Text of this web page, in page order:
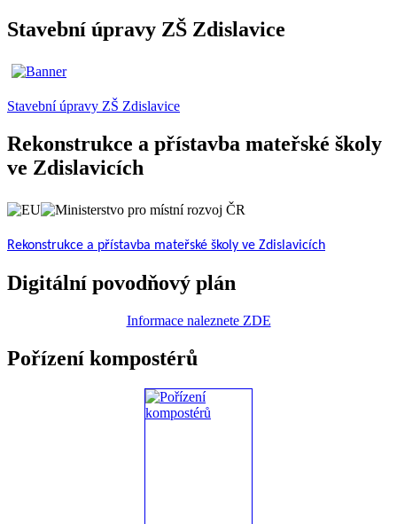
Stavební úpravy ZŠ Zdislavice
Stavební úpravy ZŠ Zdislavice
Rekonstrukce a přístavba mateřské školy
ve Zdislavicích
Rekonstrukce a přístavba mateřské školy ve Zdislavicích
Digitální povodňový plán
Informace naleznete ZDE
Pořízení kompostérů